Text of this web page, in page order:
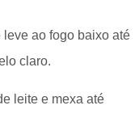
ao fogo baixo até
claro.
leite e mexa até